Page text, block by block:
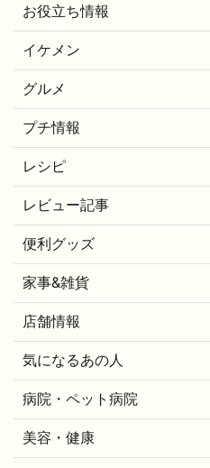
お役立ち情報
イケメン
グルメ
プチ情報
レシピ
レビュー記事
便利グッズ
家事&雑貨
店舗情報
気になるあの人
病院・ペット病院
美容・健康